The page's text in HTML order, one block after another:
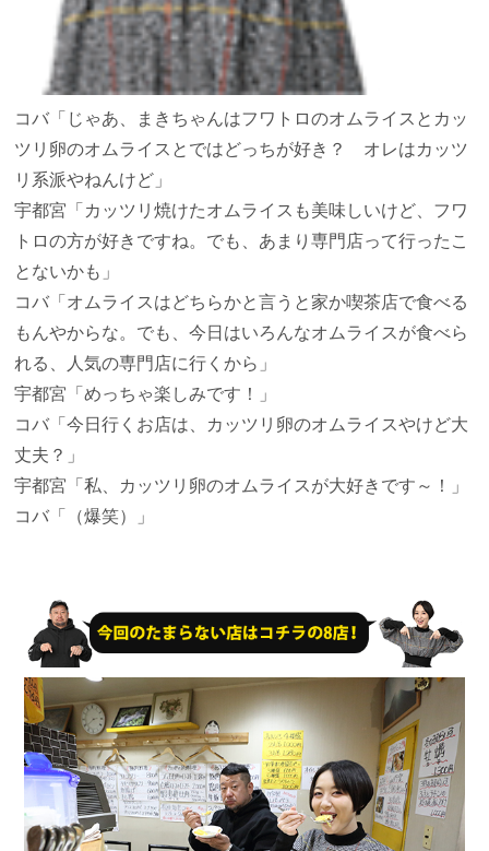
コバ 「じゃあ、まきちゃんはフワトロのオムライスとカッ
ツリ卵のオムライスとではどっちが好き？ オレはカッツ
リ系派やねんけど」
宇都宮 「カッツリ焼けたオムライスも美味しいけど、フワ
トロの方が好きですね。でも、あまり専門店って行ったこ
とないかも」
コバ 「オムライスはどちらかと言うと家か喫茶店で食べる
もんやからな。でも、今日はいろんなオムライスが食べら
れる、人気の専門店に行くから」
宇都宮 「めっちゃ楽しみです！」
コバ 「今日行くお店は、カッツリ卵のオムライスやけど大
丈夫？」
宇都宮 「私、カッツリ卵のオムライスが大好きです～！」
コバ 「（爆笑）」